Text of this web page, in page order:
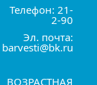
Телефон: 21-
2-90
Эл. почта:
barvesti@bk.ru
ВОЗРАСТНАЯ